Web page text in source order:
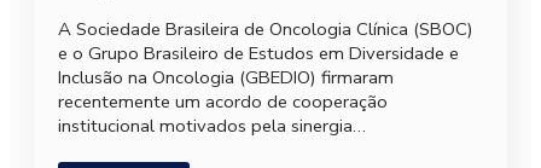
A Sociedade Brasileira de Oncologia Clínica (SBOC)
e o Grupo Brasileiro de Estudos em Diversidade e
Inclusão na Oncologia (GBEDIO) firmaram
recentemente um acordo de cooperação
institucional motivados pela sinergia…